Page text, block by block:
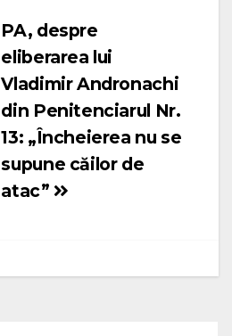
PA, despre
eliberarea lui
Vladimir Andronachi
din Penitenciarul Nr.
13: „Încheierea nu se
supune căilor de
atac”